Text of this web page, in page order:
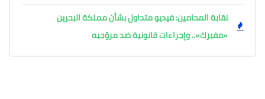
نقابة المحامين: فيديو متداول بشأن مملكة البحرين
«مفبرك».. وإجراءات قانونية ضد مروّجيه